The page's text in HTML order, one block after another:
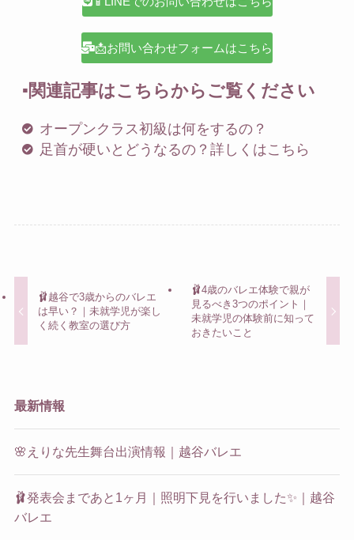
📩お問い合わせフォームはこちら
▪️関連記事はこちらからご覧ください
オープンクラス初級は何をするの？
足首が硬いとどうなるの？詳しくはこちら
🩰越谷で3歳からのバレエ
は早い？｜未就学児が楽し
く続く教室の選び方
🩰4歳のバレエ体験で親が
見るべき3つのポイント｜
未就学児の体験前に知って
おきたいこと
最新情報
🌸えりな先生舞台出演情報｜越谷バレエ
🩰発表会まであと1ヶ月｜照明下見を行いました✨｜越谷
バレエ